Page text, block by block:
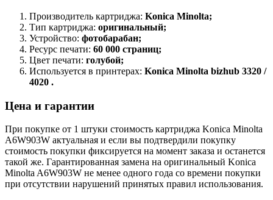
Производитель картриджа: Konica Minolta;
Тип картриджа: оригинальный;
Устройство: фотобарабан;
Ресурс печати: 60 000 страниц;
Цвет печати: голубой;
Используется в принтерах: Konica Minolta bizhub 3320 /
4020 .
Цена и гарантии
При покупке от 1 штуки стоимость картриджа Konica Minolta
A6W903W актуальная и если вы подтвердили покупку
стоимость покупки фиксируется на момент заказа и останется
такой же. Гарантированная замена на оригинальный Konica
Minolta A6W903W не менее одного года со времени покупки
при отсутствии нарушений принятых правил использования.